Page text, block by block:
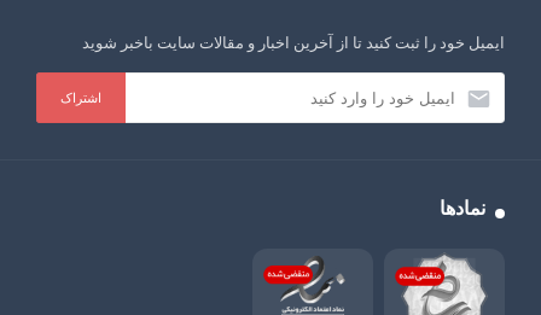
ایمیل خود را ثبت کنید تا از آخرین اخبار و مقالات سایت باخبر شوید
نمادها